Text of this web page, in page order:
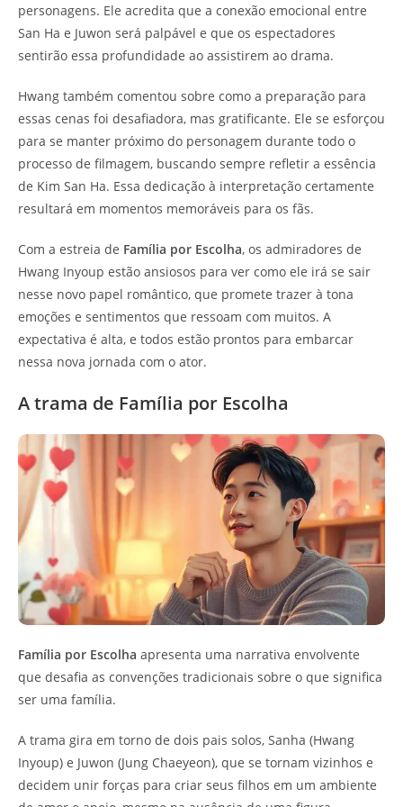
personagens. Ele acredita que a conexão emocional entre
San Ha e Juwon será palpável e que os espectadores
sentirão essa profundidade ao assistirem ao drama.
Hwang também comentou sobre como a preparação para
essas cenas foi desafiadora, mas gratificante. Ele se esforçou
para se manter próximo do personagem durante todo o
processo de filmagem, buscando sempre refletir a essência
de Kim San Ha. Essa dedicação à interpretação certamente
resultará em momentos memoráveis para os fãs.
Com a estreia de Família por Escolha, os admiradores de
Hwang Inyoup estão ansiosos para ver como ele irá se sair
nesse novo papel romântico, que promete trazer à tona
emoções e sentimentos que ressoam com muitos. A
expectativa é alta, e todos estão prontos para embarcar
nessa nova jornada com o ator.
A trama de Família por Escolha
Família por Escolha apresenta uma narrativa envolvente
que desafia as convenções tradicionais sobre o que significa
ser uma família.
A trama gira em torno de dois pais solos, Sanha (Hwang
Inyoup) e Juwon (Jung Chaeyeon), que se tornam vizinhos e
decidem unir forças para criar seus filhos em um ambiente